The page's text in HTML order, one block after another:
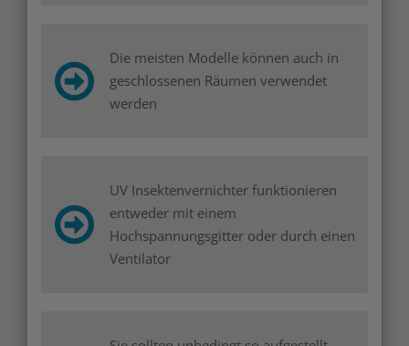
Die meisten Modelle können auch in
geschlossenen Räumen verwendet
werden
UV Insektenvernichter funktionieren
entweder mit einem
Hochspannungsgitter oder durch einen
Ventilator